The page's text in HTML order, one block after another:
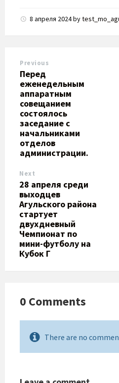
8 апреля 2024by
Previous
Перед
еженедельным
аппаратным
совещанием
состоялось
заседание с
начальниками
отделов
администрации.
Next
28 апреля среди
выходцев
Агульского района
стартует
двухдневный
Чемпионат по
мини-футболу на
Кубок Г
0 Comments
There are no